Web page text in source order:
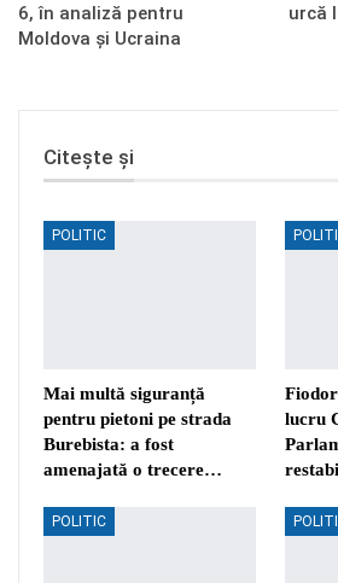
6, în analiză pentru
Moldova și Ucraina
urcă
Citește și
POLITIC
Mai multă siguranță
pentru pietoni pe strada
Burebista: a fost
amenajată o trecere…
lucru
POLITIC